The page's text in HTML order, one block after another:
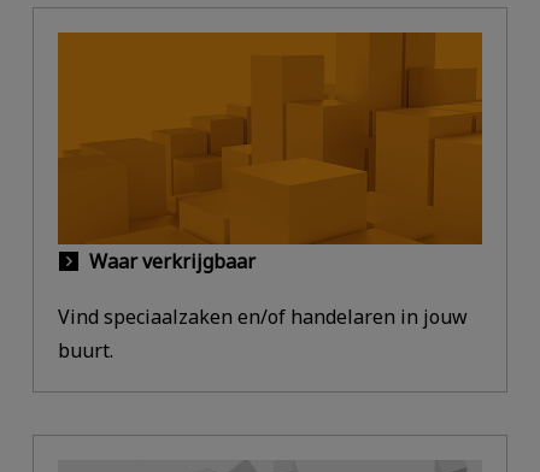
Waar verkrijgbaar
Vind speciaalzaken en/of handelaren in jouw
buurt.